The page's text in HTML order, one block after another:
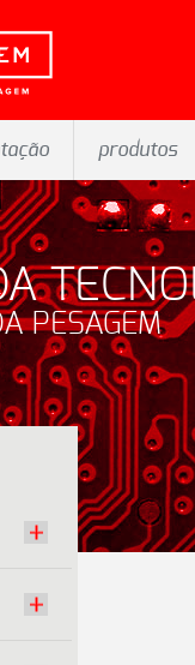
produtos
PESAGEM